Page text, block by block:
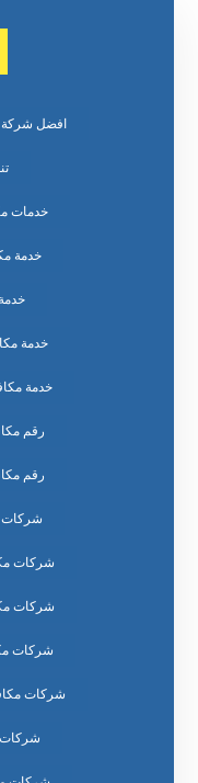
افضل شركة
خدمات
خدمة
خدمة
خدمة
رقم
رقم
شركات
شركات
شركات
شركات
شركات
شركات